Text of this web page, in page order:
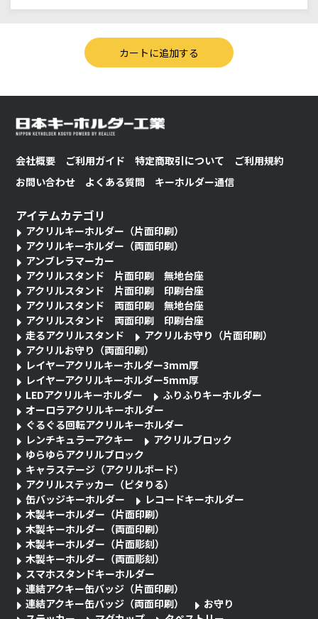
会社概要 ご利用ガイド 特定商取引について
ご利用規約
お問い合わせ
よくある質問 キーホルダー通信
アイテムカテゴリ
アクリルキーホルダー（片面印刷）
アクリルキーホルダー（両面印刷）
アンブレラマーカー
アクリルスタンド 片面印刷 無地台座
アクリルスタンド 片面印刷 印刷台座
アクリルスタンド 両面印刷 無地台座
アクリルスタンド 両面印刷 印刷台座
走るアクリルスタンド
アクリルお守り（片面印刷）
アクリルお守り（両面印刷）
レイヤーアクリルキーホルダー3mm厚
レイヤーアクリルキーホルダー5mm厚
LEDアクリルキーホルダー
ふりふりキーホルダー
オーロラアクリルキーホルダー
ぐるぐる回転アクリルキーホルダー
レンチキュラーアクキー
アクリルブロック
ゆらゆらアクリルブロック
キャラステージ（アクリルボード）
アクリルステッカー（ピタりる）
缶バッジキーホルダー
レコードキーホルダー
木製キーホルダー（片面印刷）
木製キーホルダー（両面印刷）
木製キーホルダー（片面彫刻）
木製キーホルダー（両面彫刻）
スマホスタンドキーホルダー
連結アクキー缶バッジ（片面印刷）
連結アクキー缶バッジ（両面印刷）
お守り